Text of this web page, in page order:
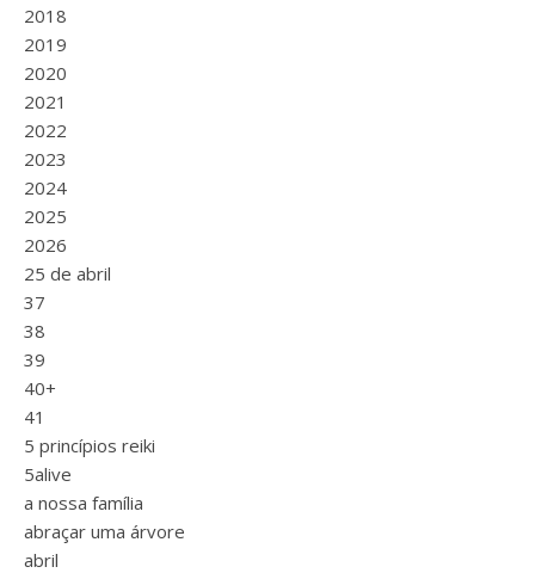
2018
2019
2020
2021
2022
2023
2024
2025
2026
25 de abril
37
38
39
40+
41
5 princípios reiki
5alive
a nossa família
abraçar uma árvore
abril